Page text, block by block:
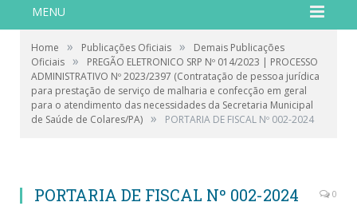
MENU
Home » Publicações Oficiais »
Demais Publicações
Oficiais »
PREGÃO ELETRONICO SRP Nº 014/2023 | PROCESSO
ADMINISTRATIVO Nº 2023/2397 (Contratação de pessoa jurídica
para prestação de serviço de malharia e confecção em geral
para o atendimento das necessidades da Secretaria Municipal
de Saúde de Colares/PA) » PORTARIA DE FISCAL Nº 002-2024
PORTARIA DE FISCAL Nº 002-2024 0